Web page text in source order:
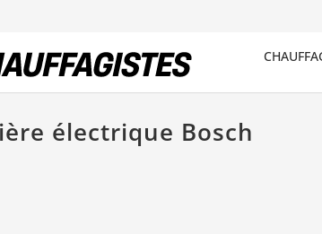
électrique Bosch